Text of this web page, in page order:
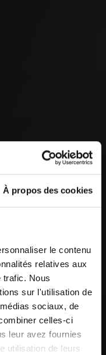
À propos des cookies
le contenu
relatives aux
trafic. Nous
sur l'utilisation de
sociaux, de
celles-ci
leur avez fournies
utilisation de leurs